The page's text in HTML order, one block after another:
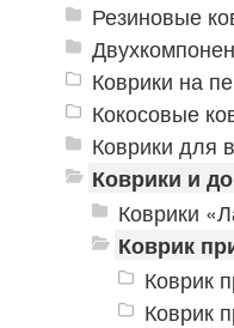
Резиновые
Коврики на
Кокосовые
Коврики для
Коврики и
Коврики
Коврик
Коврик
Коврик